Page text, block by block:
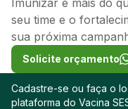
Imunizar é mais do
seu time e o
sua próxima
Solicite orçamento
Cadastre-se ou faça o
plataforma do Vacina